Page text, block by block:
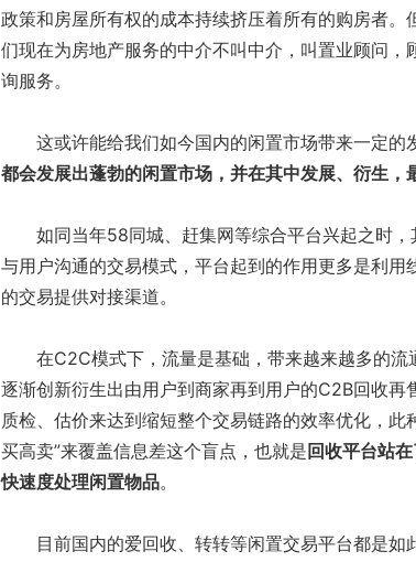
政策和房屋所有权的成本持续挤压着所有的购房者
们现在为房地产服务的中介不叫中介，叫置业顾问
询服务。
这或许能给我们如今国内的闲置市场带来一定的
都会发展出蓬勃的闲置市场，并在其中发展、衍生，
如同当年58同城、赶集网等综合平台兴起之时，
与用户沟通的交易模式，平台起到的作用更多是利
的交易提供对接渠道。
在C2C模式下，流量是基础，带来越来越多的流
逐渐创新衍生出由用户到商家再到用户的C2B回收
质检、估价来达到缩短整个交易链路的效率优化，
买高卖”来覆盖信息差这个盲点，也就是 回收平台站
快速度处理闲置物品。
目前国内的爱回收、转转等闲置交易平台都是如